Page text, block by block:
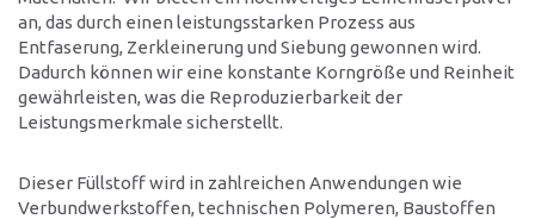
Standorte
Kontaktformular
Ansprechpartner
an, das durch einen leistungsstarken Prozess aus
Entfaserung, Zerkleinerung und Siebung gewonnen wird.
Dadurch können wir eine konstante Korngröße und Reinheit
gewährleisten, was die Reproduzierbarkeit der
Leistungsmerkmale sicherstellt.
Dieser Füllstoff wird in zahlreichen Anwendungen wie
Verbundwerkstoffen, technischen Polymeren, Baustoffen